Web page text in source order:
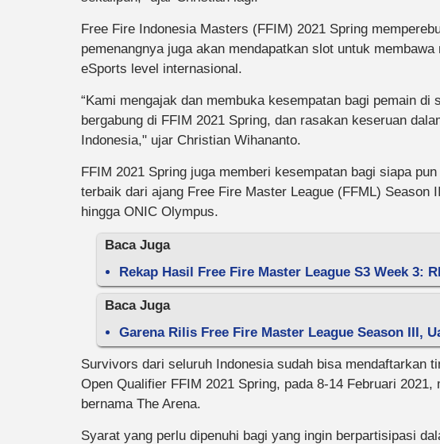
Free Fire Indonesia Masters (FFIM) 2021 Spring
pemenangnya juga akan mendapatkan slot untuk
eSports level internasional.
“Kami mengajak dan membuka kesempatan bagi pemain di
bergabung di FFIM 2021 Spring, dan rasakan keseruan
Indonesia," ujar Christian Wihananto.
FFIM 2021 Spring juga memberi kesempatan bagi siapa
terbaik dari ajang Free Fire Master League (FFML) Season
hingga ONIC Olympus.
Baca Juga
Rekap Hasil Free Fire Master League S3 Week 3:
Baca Juga
Garena Rilis Free Fire Master League Season III,
Survivors dari seluruh Indonesia sudah bisa mendaftarkan
Open Qualifier FFIM 2021 Spring, pada 8-14 Februari
bernama The Arena.
Syarat yang perlu dipenuhi bagi yang ingin berpartisipasi